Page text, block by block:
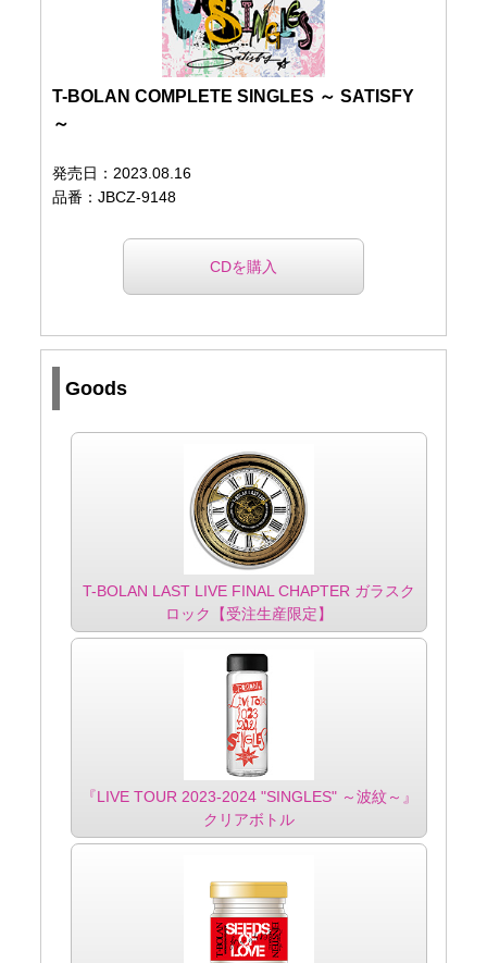
T-BOLAN COMPLETE SINGLES ～ SATISFY
～
発売日：2023.08.16
品番：JBCZ-9148
CDを購入
Goods
T-BOLAN LAST LIVE FINAL CHAPTER ガラスク
ロック【受注生産限定】
『LIVE TOUR 2023-2024 "SINGLES" ～波紋～』
クリアボトル